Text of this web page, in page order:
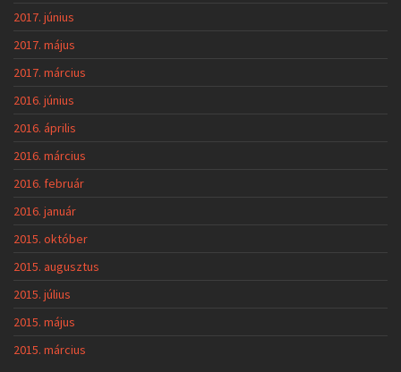
2017. június
2017. május
2017. március
2016. június
2016. április
2016. március
2016. február
2016. január
2015. október
2015. augusztus
2015. július
2015. május
2015. március